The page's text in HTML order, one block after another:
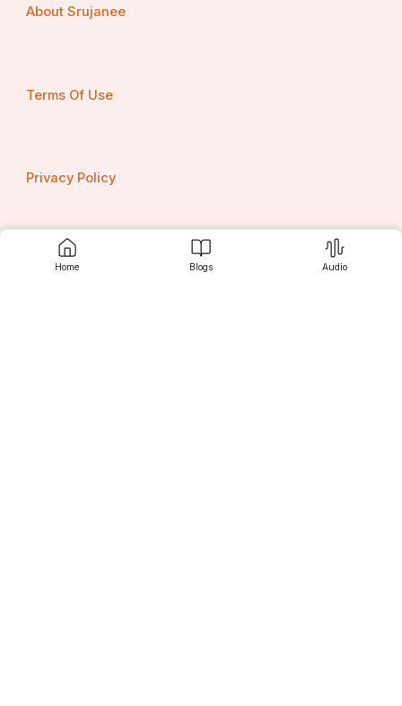
Home Blogs Audio
About Srujanee
Terms Of Use
Privacy Policy
Contact us